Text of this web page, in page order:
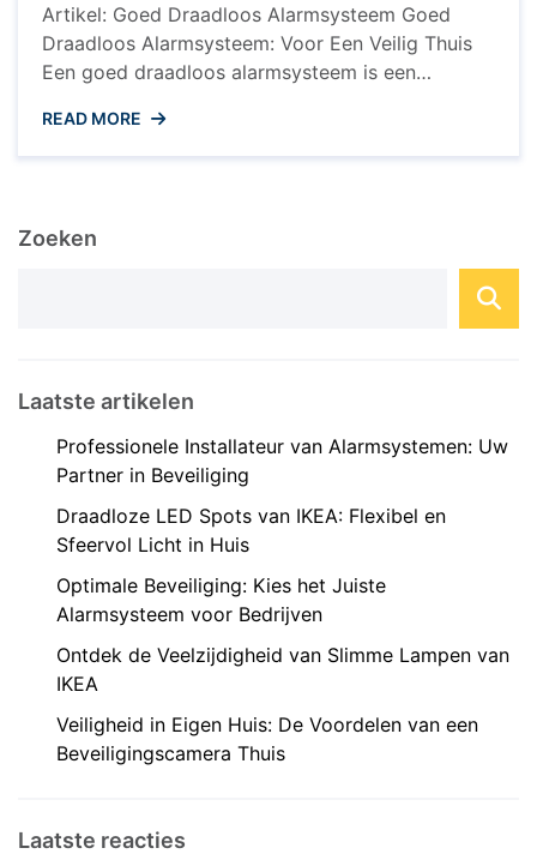
Artikel: Goed Draadloos Alarmsysteem Goed
Draadloos Alarmsysteem: Voor Een Veilig Thuis
Een goed draadloos alarmsysteem is een
veiligheid van zijn huis serieus neemt. Met de
toenemende technologische ontwikkelingen zijn
functies om uw huis te beschermen tegen
READ MORE
Zoeken
Laatste artikelen
Professionele Installateur van Alarmsystemen: Uw
Partner in Beveiliging
Draadloze LED Spots van IKEA: Flexibel en
Sfeervol Licht in Huis
Optimale Beveiliging: Kies het Juiste
Alarmsysteem voor Bedrijven
Ontdek de Veelzijdigheid van Slimme Lampen van
IKEA
Veiligheid in Eigen Huis: De Voordelen van een
Beveiligingscamera Thuis
Laatste reacties